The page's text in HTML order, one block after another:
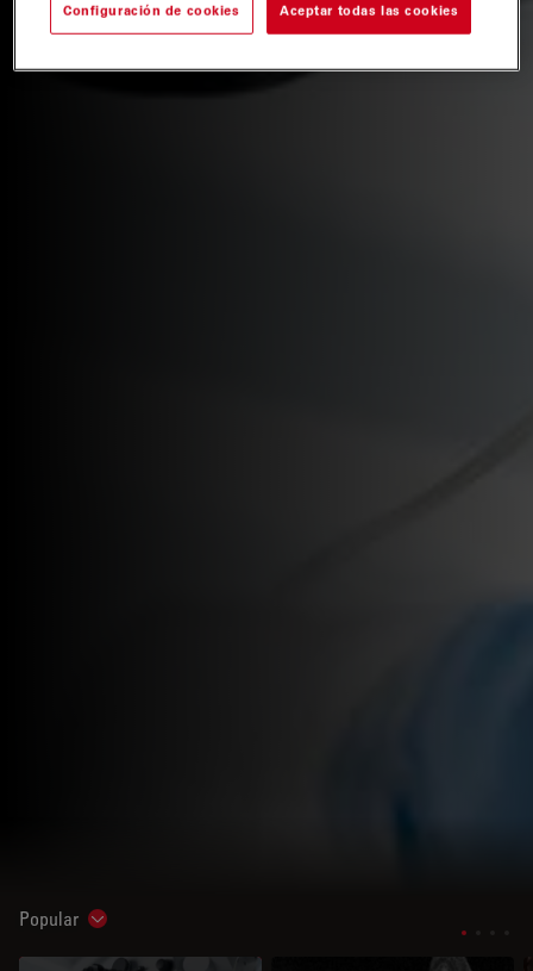
Popular Show subnavigation
Configuración de cookies Aceptar todas las cookies